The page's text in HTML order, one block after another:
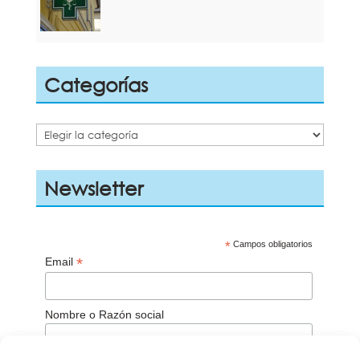
Categorías
Categorías
Newsletter
* Campos obligatorios
Email *
Nombre o Razón social